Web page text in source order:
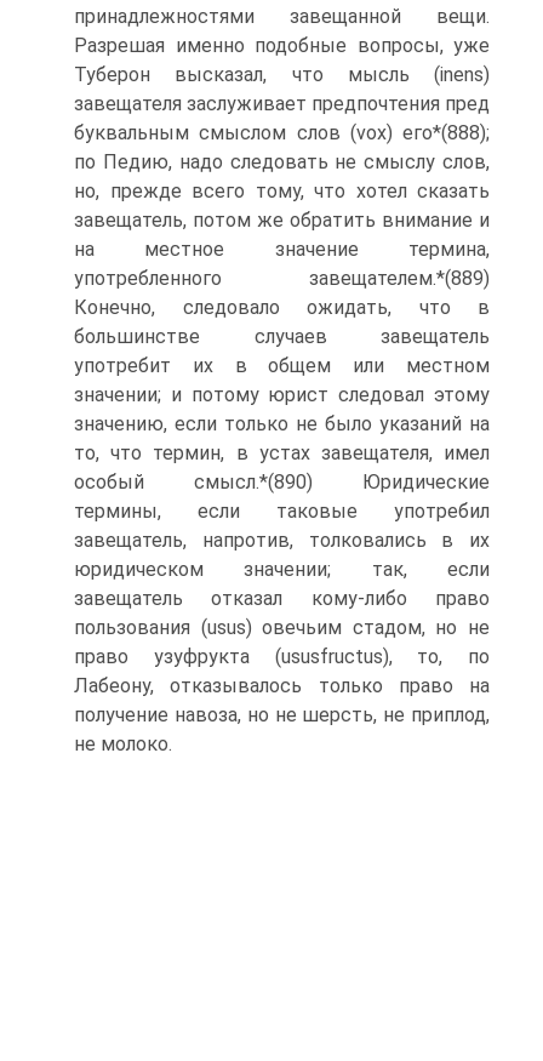
принадлежностями завещанной вещи.
Разрешая именно подобные вопросы, уже
Туберон высказал, что мысль (inens)
завещателя заслуживает предпочтения пред
буквальным смыслом слов (vох) его*(888);
по Педию, надо следовать не смыслу слов,
но, прежде всего тому, что хотел сказать
завещатель, потом же обратить внимание и
на местное значение термина,
употребленного завещателем.*(889)
Конечно, следовало ожидать, что в
большинстве случаев завещатель
употребит их в общем или местном
значении; и потому юрист следовал этому
значению, если только не было указаний на
то, что термин, в устах завещателя, имел
особый смысл.*(890) Юридические
термины, если таковые употребил
завещатель, напротив, толковались в их
юридическом значении; так, если
завещатель отказал кому-либо право
пользования (usus) овечьим стадом, но не
право узуфрукта (ususfructus), то, по
Лабеону, отказывалось только право на
получение навоза, но не шерсть, не приплод,
не молоко.